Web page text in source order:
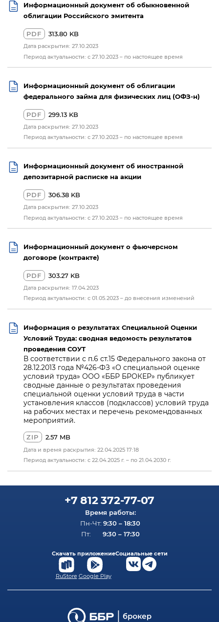
Информационный документ об обыкновенной
облигации Российского эмитента
PDF 313.80 KB
Дата раскрытия: 27.10.2023
Период актуальности: с 27.10.2023 – по настоящее время
Информационный документ об облигации
федерального займа для физических лиц (ОФЗ-н)
PDF 299.13 KB
Дата раскрытия: 27.10.2023
Период актуальности: с 27.10.2023 – по настоящее время
Информационный документ об иностранной
депозитарной расписке на акции
PDF 306.38 KB
Дата раскрытия: 27.10.2023
Период актуальности: с 27.10.2023 – по настоящее время
Информационный документ о фьючерсном
договоре (контракте)
PDF 303.27 KB
Дата раскрытия: 17.04.2023
Период актуальности: с 01.05.2023 – до внесения изменений
Информация о результатах Специальной Оценки
Условий Труда: сводная ведомость результатов
проведения СОУТ
В соответствии с п.6 ст.15 Федерального закона от
28.12.2013 года №426-ФЗ «О специальной оценке
условий труда» ООО «ББР БРОКЕР» публикует
сводные данные о результатах проведения
специальной оценки условий труда в части
установления классов (подклассов) условий труда
на рабочих местах и перечень рекомендованных
мероприятий.
ZIP 2.57 MB
Дата и время раскрытия: 22.04.2025 17:18
Период актуальности: c 22.04.2025 г. – по 21.04.2030 г.
+7 812 372-77-07
Время работы:
Пн-Чт: 9:30 – 18:30
Пт: 9:30 – 17:30
Скачать приложение
RuStore Google Play
Социальные сети